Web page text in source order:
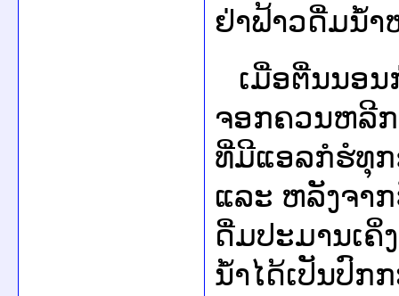
ຢ່າຟ້າວດື່ມນ້ຳ
ເມື່ອຕື່ນນອ
ຈອກຄວນຫລີກ
ທີ່ມີແອລກໍຮໍທຸ
ແລະ ຫລັງຈາ
ດື່ມປະມານເຄິ່
ນ້ຳໄດ້ເປັນປົກ